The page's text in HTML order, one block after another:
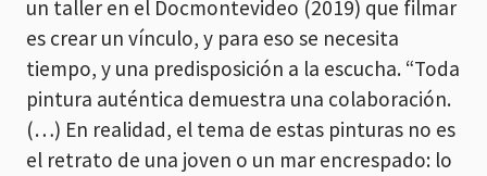
un taller en el Docmontevideo (2019) que filmar
es crear un vínculo, y para eso se necesita
tiempo, y una predisposición a la escucha. “Toda
pintura auténtica demuestra una colaboración.
(…) En realidad, el tema de estas pinturas no es
el retrato de una joven o un mar encrespado: lo